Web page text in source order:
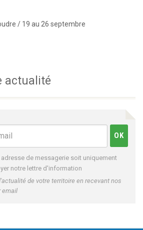
/ 19 au 26 septembre
actualité
de messagerie soit uniquement
notre lettre d'information
de votre territoire en recevant nos
email